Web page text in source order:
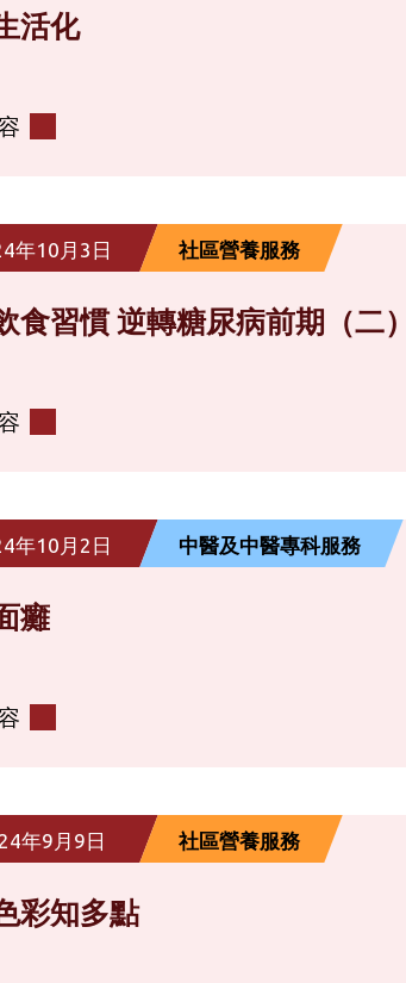
活化
年10月3日 社區營養服務
食習慣 逆轉糖尿病前期（二）
年10月2日 中醫及中醫專科服務
癱
年9月9日 社區營養服務
彩知多點